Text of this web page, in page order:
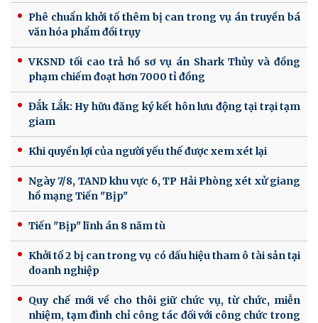
Phê chuẩn khởi tố thêm bị can trong vụ án truyền bá
văn hóa phẩm đồi trụy
VKSND tối cao trả hồ sơ vụ án Shark Thủy và đồng
phạm chiếm đoạt hơn 7000 tỉ đồng
Đắk Lắk: Hy hữu đăng ký kết hôn lưu động tại trại tạm
giam
Khi quyền lợi của người yếu thế được xem xét lại
Ngày 7/8, TAND khu vực 6, TP Hải Phòng xét xử giang
hồ mạng Tiến "Bịp"
Tiến "Bịp" lĩnh án 8 năm tù
Khởi tố 2 bị can trong vụ có dấu hiệu tham ô tài sản tại
doanh nghiệp
Quy chế mới về cho thôi giữ chức vụ, từ chức, miễn
nhiệm, tạm đình chỉ công tác đối với công chức trong